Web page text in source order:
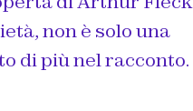
non è solo una
di più nel racconto.